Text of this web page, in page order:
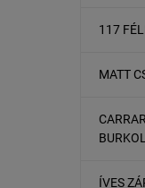
117
MATT
ÍVES